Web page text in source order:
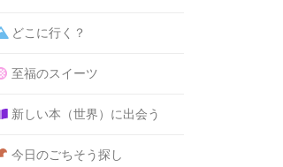
どこに行く？
至福のスイーツ
新しい本（世界）に出会う
今日のごちそう探し